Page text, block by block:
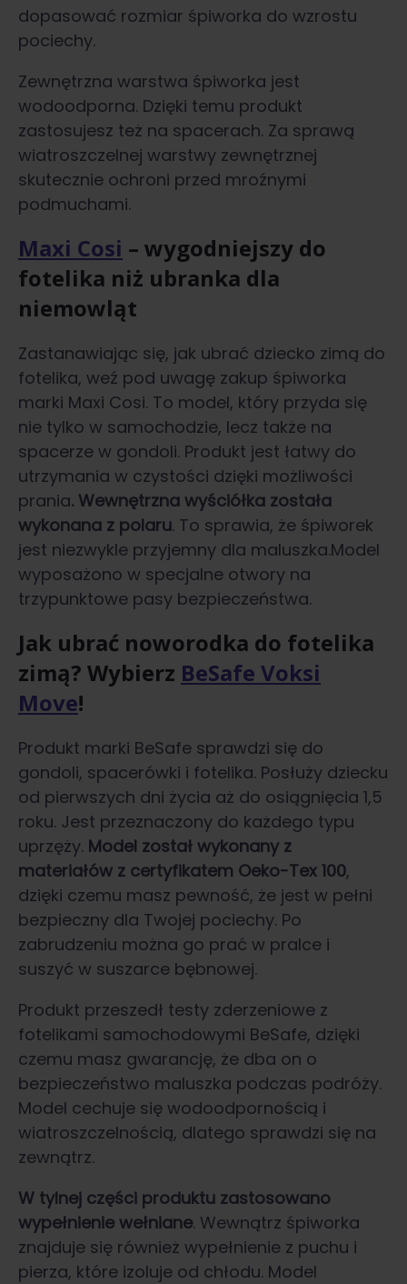
dopasować rozmiar śpiworka do wzrostu
pociechy.
Zewnętrzna warstwa śpiworka jest
wodoodporna. Dzięki temu produkt
zastosujesz też na spacerach. Za sprawą
wiatroszczelnej warstwy zewnętrznej
skutecznie ochroni przed mroźnymi
podmuchami.
Maxi Cosi – wygodniejszy do
fotelika niż ubranka dla
niemowląt
Zastanawiając się, jak ubrać dziecko zimą do
fotelika, weź pod uwagę zakup śpiworka
marki Maxi Cosi. To model, który przyda się
nie tylko w samochodzie, lecz także na
spacerze w gondoli. Produkt jest łatwy do
utrzymania w czystości dzięki możliwości
prania. Wewnętrzna wyściółka została
wykonana z polaru. To sprawia, że śpiworek
jest niezwykle przyjemny dla maluszka.Model
wyposażono w specjalne otwory na
trzypunktowe pasy bezpieczeństwa.
Jak ubrać noworodka do fotelika
zimą? Wybierz BeSafe Voksi
Move!
Produkt marki BeSafe sprawdzi się do
gondoli, spacerówki i fotelika. Posłuży dziecku
od pierwszych dni życia aż do osiągnięcia 1,5
roku. Jest przeznaczony do każdego typu
uprzęży. Model został wykonany z
materiałów z certyfikatem Oeko-Tex 100,
dzięki czemu masz pewność, że jest w pełni
bezpieczny dla Twojej pociechy. Po
zabrudzeniu można go prać w pralce i
suszyć w suszarce bębnowej.
Produkt przeszedł testy zderzeniowe z
fotelikami samochodowymi BeSafe, dzięki
czemu masz gwarancję, że dba on o
bezpieczeństwo maluszka podczas podróży.
Model cechuje się wodoodpornością i
wiatroszczelnością, dlatego sprawdzi się na
zewnątrz.
W tylnej części produktu zastosowano
wypełnienie wełniane. Wewnątrz śpiworka
znajduje się również wypełnienie z puchu i
pierza, które izoluje od chłodu. Model